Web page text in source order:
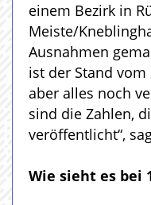
einem Bezirk in
Meiste/
Ausnahmen
ist der Stand vom
aber alles noch
sind die Zahlen,
veröffentlicht“,
Wie sieht es bei